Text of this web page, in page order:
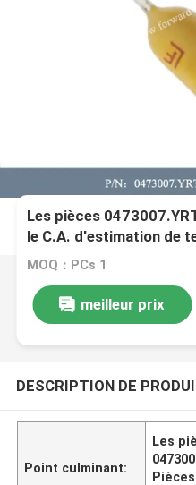
Les pièces
le C.A. d'estimation de
MOQ：PCs 1
meilleur prix
DESCRIPTION DE
Point culminant:
Les